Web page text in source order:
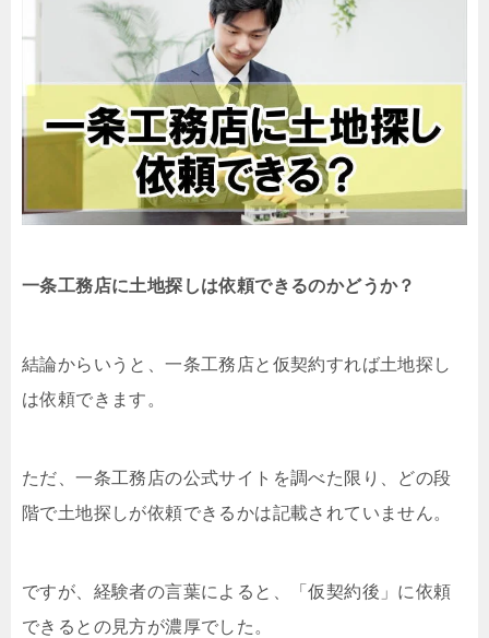
一条工務店に土地探しは依頼できるのかどうか？
結論からいうと、一条工務店と仮契約すれば土地探し
は依頼できます。
ただ、一条工務店の公式サイトを調べた限り、どの段
階で土地探しが依頼できるかは記載されていません。
ですが、経験者の言葉によると、「仮契約後」に依頼
できるとの見方が濃厚でした。